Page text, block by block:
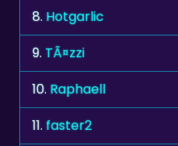
8. Hotgarlic
9. TÃ¤zzi
10. Raphaell
11.faster2